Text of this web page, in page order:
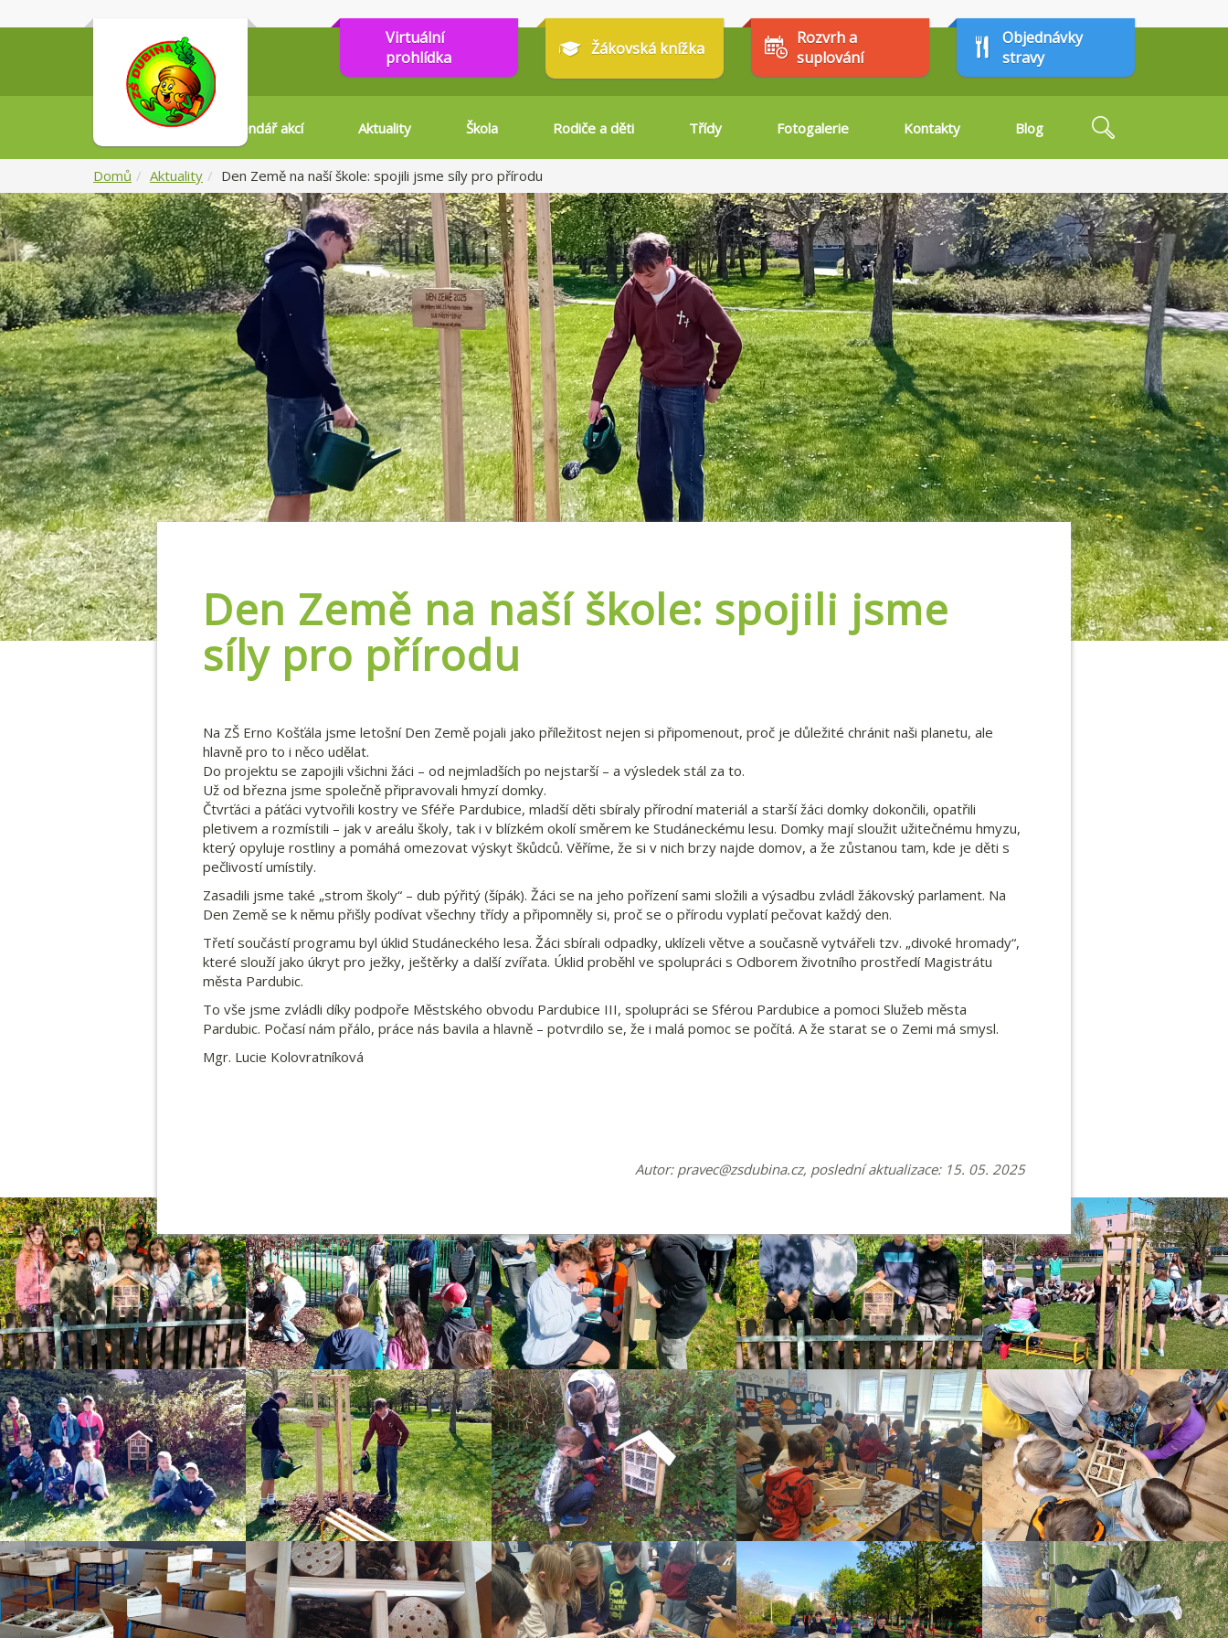
Virtuální
prohlídka
Žákovská knížka
Rozvrh a
suplování
Objednávky
stravy
Vyhledávání
Kalendář akcí
Aktuality Škola Rodiče a děti Třídy Fotogalerie Kontakty Blog
Domů Aktuality Den Země na naší škole: spojili jsme síly pro přírodu
Den Země na naší škole: spojili jsme
síly pro přírodu
Na ZŠ Erno Košťála jsme letošní Den Země pojali jako příležitost nejen si připomenout, proč je důležité chránit naši planetu, ale
hlavně pro to i něco udělat.
Do projektu se zapojili všichni žáci – od nejmladších po nejstarší – a výsledek stál za to.
Už od března jsme společně připravovali hmyzí domky.
Čtvrťáci a páťáci vytvořili kostry ve Sféře Pardubice, mladší děti sbíraly přírodní materiál a starší žáci domky dokončili, opatřili
pletivem a rozmístili – jak v areálu školy, tak i v blízkém okolí směrem ke Studáneckému lesu. Domky mají sloužit užitečnému hmyzu,
který opyluje rostliny a pomáhá omezovat výskyt škůdců. Věříme, že si v nich brzy najde domov, a že zůstanou tam, kde je děti s
pečlivostí umístily.
Zasadili jsme také „strom školy“ – dub pýřitý (šípák). Žáci se na jeho pořízení sami složili a výsadbu zvládl žákovský parlament. Na
Den Země se k němu přišly podívat všechny třídy a připomněly si, proč se o přírodu vyplatí pečovat každý den.
Třetí součástí programu byl úklid Studáneckého lesa. Žáci sbírali odpadky, uklízeli větve a současně vytvářeli tzv. „divoké hromady“,
které slouží jako úkryt pro ježky, ještěrky a další zvířata. Úklid proběhl ve spolupráci s Odborem životního prostředí Magistrátu
města Pardubic.
To vše jsme zvládli díky podpoře Městského obvodu Pardubice III, spolupráci se Sférou Pardubice a pomoci Služeb města
Pardubic. Počasí nám přálo, práce nás bavila a hlavně – potvrdilo se, že i malá pomoc se počítá. A že starat se o Zemi má smysl.
Mgr. Lucie Kolovratníková
Autor: pravec@zsdubina.cz, poslední aktualizace: 15. 05. 2025